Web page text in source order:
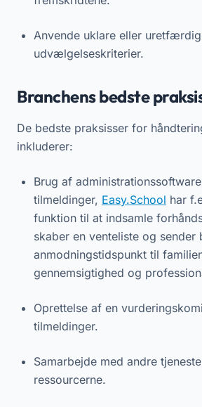
Anvende uklare eller
udvælgelseskriterier.
Branchens bedste
De bedste praksisser for
inkluderer:
Brug af
tilmeldinger, Easy.School har
funktion til at indsamle
skaber en venteliste og
anmodningstidspunkt til
gennemsigtighed og
Oprettelse af en
tilmeldinger.
Samarbejde med andre
ressourcerne.